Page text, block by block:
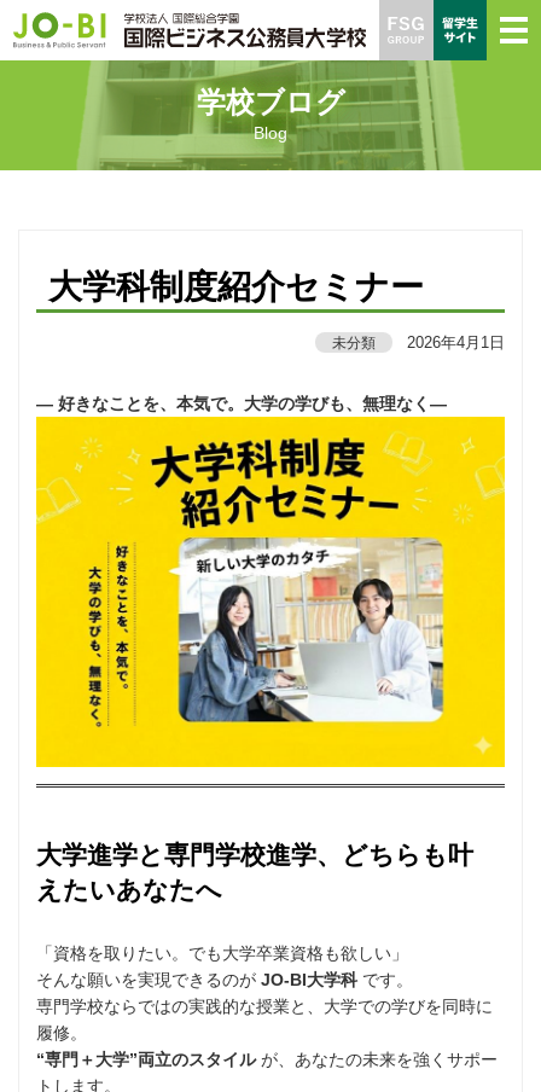
学校ブログ
Blog
大学科制度紹介セミナー
未分類 2026年4月1日
― 好きなことを、本気で。大学の学びも、無理なく―
大学進学と専門学校進学、どちらも叶
えたいあなたへ
「資格を取りたい。でも大学卒業資格も欲しい」
そんな願いを実現できるのが JO-BI大学科 です。
専門学校ならではの実践的な授業と、大学での学びを同時に
履修。
“専門＋大学”両立のスタイルが、あなたの未来を強くサポー
トします。